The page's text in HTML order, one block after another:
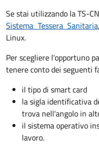
Se stai utilizzando la TS-
Sistema Tessera Sanitaria
Linux.
Per scegliere l'opportuno
tenere conto dei seguenti
il tipo di smart card
la sigla identificativa
trova nell'angolo in
il sistema operativo
lavoro.